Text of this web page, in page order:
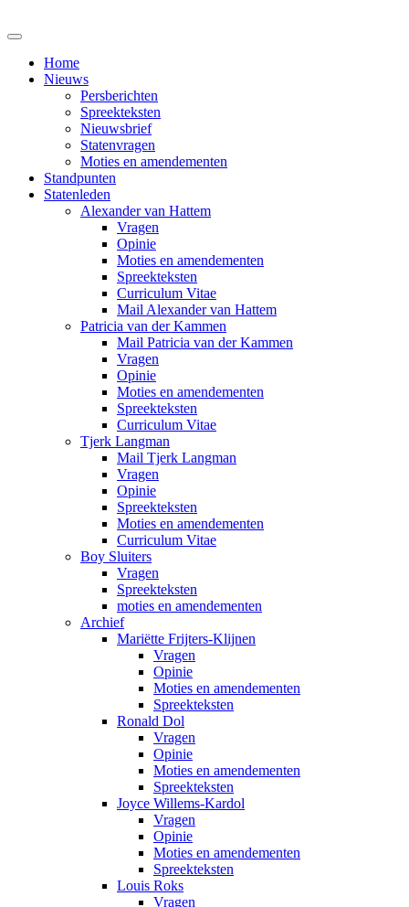
Home
Nieuws
Persberichten
Spreekteksten
Nieuwsbrief
Statenvragen
Moties en amendementen
Standpunten
Statenleden
Alexander van Hattem
Vragen
Opinie
Moties en amendementen
Spreekteksten
Curriculum Vitae
Mail Alexander van Hattem
Patricia van der Kammen
Mail Patricia van der Kammen
Vragen
Opinie
Moties en amendementen
Spreekteksten
Curriculum Vitae
Tjerk Langman
Mail Tjerk Langman
Vragen
Opinie
Spreekteksten
Moties en amendementen
Curriculum Vitae
Boy Sluiters
Vragen
Spreekteksten
moties en amendementen
Archief
Mariëtte Frijters-Klijnen
Vragen
Opinie
Moties en amendementen
Spreekteksten
Ronald Dol
Vragen
Opinie
Moties en amendementen
Spreekteksten
Joyce Willems-Kardol
Vragen
Opinie
Moties en amendementen
Spreekteksten
Louis Roks
Vragen